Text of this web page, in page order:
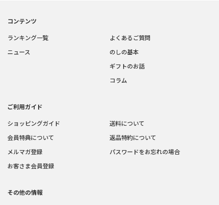
コンテンツ
ランキング一覧
ニュース
よくあるご質問
のしの基本
ギフトのお話
コラム
ご利用ガイド
ショッピングガイド
会員特典について
メルマガ登録
お客さま会員登録
送料について
返品特約について
パスワードをお忘れの場合
その他の情報